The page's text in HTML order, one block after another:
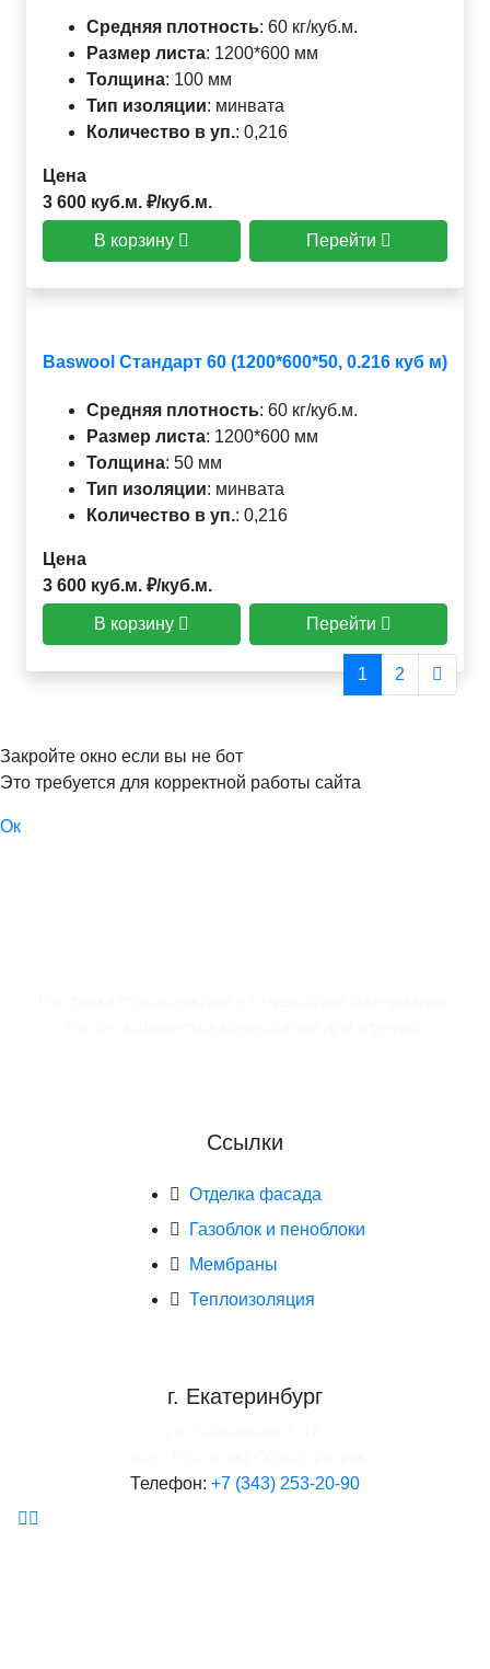
Средняя плотность: 60 кг/куб.м.
Размер листа: 1200*600 мм
Толщина: 100 мм
Тип изоляции: минвата
Количество в уп.: 0,216
Цена
3 600 куб.м. ₽/куб.м.
В корзину Перейти
Baswool Стандарт 60 (1200*600*50, 0.216 куб м)
Средняя плотность: 60 кг/куб.м.
Размер листа: 1200*600 мм
Толщина: 50 мм
Тип изоляции: минвата
Количество в уп.: 0,216
Цена
3 600 куб.м. ₽/куб.м.
В корзину Перейти
1 2
Закройте окно если вы не бот
Это требуется для корректной работы сайта
Ок
Ссылки
Отделка фасада
Газоблок и пеноблоки
Мембраны
Теплоизоляция
г. Екатеринбург
Телефон: +7 (343) 253-20-90